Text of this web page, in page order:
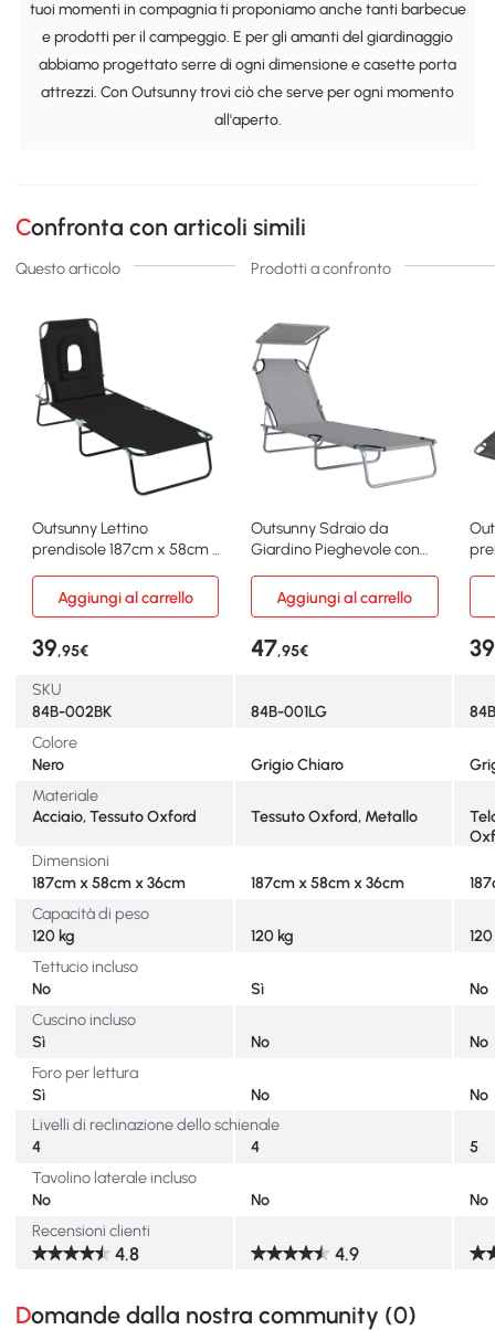
tuoi momenti in compagnia ti proponiamo anche tanti barbecue
e prodotti per il campeggio. E per gli amanti del giardinaggio
abbiamo progettato serre di ogni dimensione e casette porta
attrezzi. Con Outsunny trovi ciò che serve per ogni momento
all'aperto.
Confronta con articoli simili
Questo articolo Prodotti a confronto
Outsunny Lettino
prendisole 187cm x 58cm x
Outsunny Sdraio da
Giardino Pieghevole con
Aggiungi al carrello
Aggiungi al carrello
39,95€ 47,95€ 39
SKU
84B-002BK
84B-001LG
Colore
Nero
Grigio Chiaro
Materiale
Acciaio, Tessuto Oxford
Tessuto Oxford, Metallo
Dimensioni
187cm x 58cm x 36cm
187cm x 58cm x 36cm
Capacità di peso
120 kg
120 kg
Tettucio incluso
No
Sì
No
Cuscino incluso
Sì
No
No
Foro per lettura
Sì
No
No
Livelli di reclinazione dello schienale
4
4
5
Tavolino laterale incluso
No
No
No
Recensioni clienti
4.8 4.9
Domande dalla nostra community (0)